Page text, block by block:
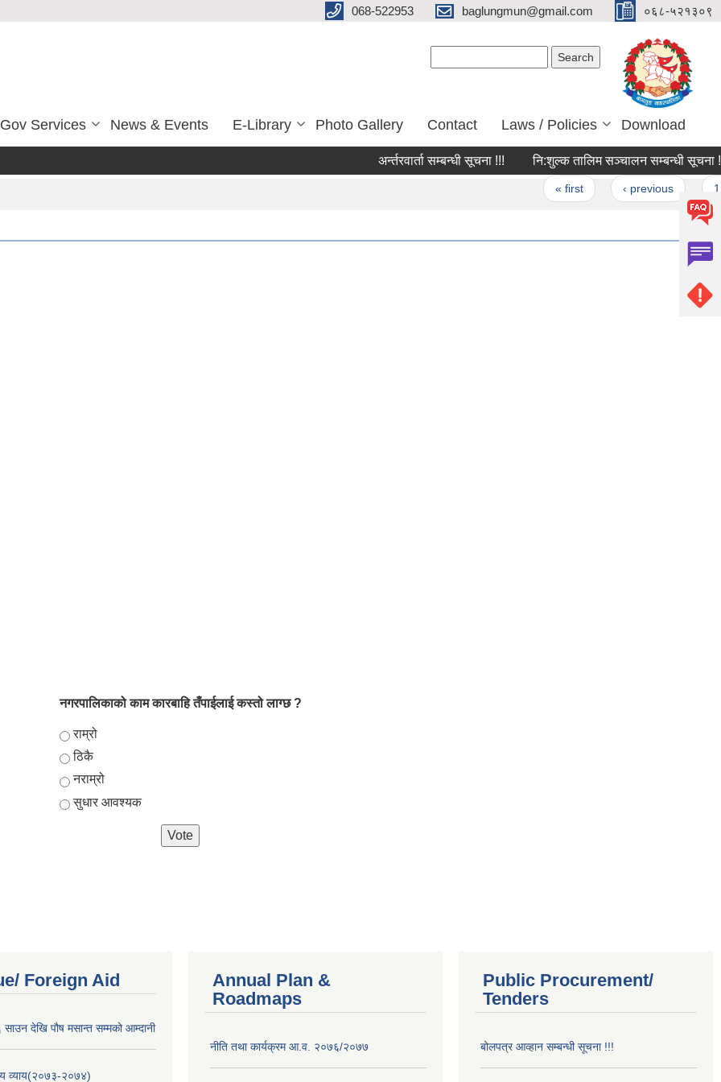
068-522953 baglungmun@gmail.com ०६८-५२१३०९
Services News & Events E-Library Photo Gallery Contact Laws / Policies Download
अर्न्तरवार्ता सम्बन्धी सूचना !!! नि:शुल्क तालिम सञ्चालन सम्बन्धी सूचना !!!
‹ previous
नगरपालिकाको काम कारबाहि तँपाईलाई कस्तो लाग्छ ?
Choices
राम्रो
ठिकै
नराम्रो
सुधार आवश्यक
Foreign Aid
साउन देखि पौष मसान्त सम्मको आम्दानी
२०७४)
Annual Plan &
Roadmaps
नीति तथा कार्यक्रम आ.व. २०७६/२०७७
Public Procurement/
Tenders
बोलपत्र आव्हान सम्बन्धी सूचना !!!